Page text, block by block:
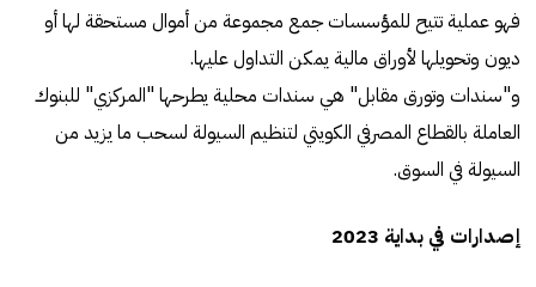
فهو عملية تتيح للمؤسسات جمع مجموعة من أموال مستحقة لها أو
ديون وتحويلها لأوراق مالية يمكن التداول عليها.
و"سندات وتورق مقابل" هي سندات محلية يطرحها "المركزي" للبنوك
العاملة بالقطاع المصرفي الكويتي لتنظيم السيولة لسحب ما يزيد من
السيولة في السوق.
إصدارات في بداية 2023